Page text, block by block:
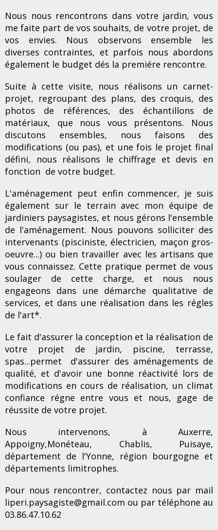
Nous nous rencontrons dans votre jardin, vous
me faite part de vos souhaits, de votre projet, de
vos envies. Nous observons ensemble les
diverses contraintes, et parfois nous abordons
également le budget dés la premiére rencontre.
Suite à cette visite, nous réalisons un carnet-
projet, regroupant des plans, des croquis, des
photos de références, des échantillons de
matériaux, que nous vous présentons. Nous
discutons ensembles, nous faisons des
modifications (ou pas), et une fois le projet final
défini, nous réalisons le chiffrage et devis en
fonction de votre budget.
L'aménagement peut enfin commencer, je suis
également sur le terrain avec mon équipe de
jardiniers paysagistes, et nous gérons l'ensemble
de l'aménagement. Nous pouvons solliciter des
intervenants (pisciniste, électricien, maçon gros-
oeuvre...) ou bien travailler avec les artisans que
vous connaissez. Cette pratique permet de vous
soulager de cette charge, et nous nous
engageons dans une démarche qualitative de
services, et dans une réalisation dans les régles
de l'art*.
Le fait d'assurer la conception et la réalisation de
votre projet de jardin, piscine, terrasse,
spas...permet d'assurer des aménagements de
qualité, et d'avoir une bonne réactivité lors de
modifications en cours de réalisation, un climat
confiance régne entre vous et nous, gage de
réussite de votre projet.
Nous intervenons, à Auxerre,
Appoigny,Monéteau, Chablis, Puisaye,
département de l'Yonne, région bourgogne et
départements limitrophes.
Pour nous rencontrer, contactez nous par mail
liperi.paysagiste@gmail.com ou par téléphone au
03.86.47.10.62